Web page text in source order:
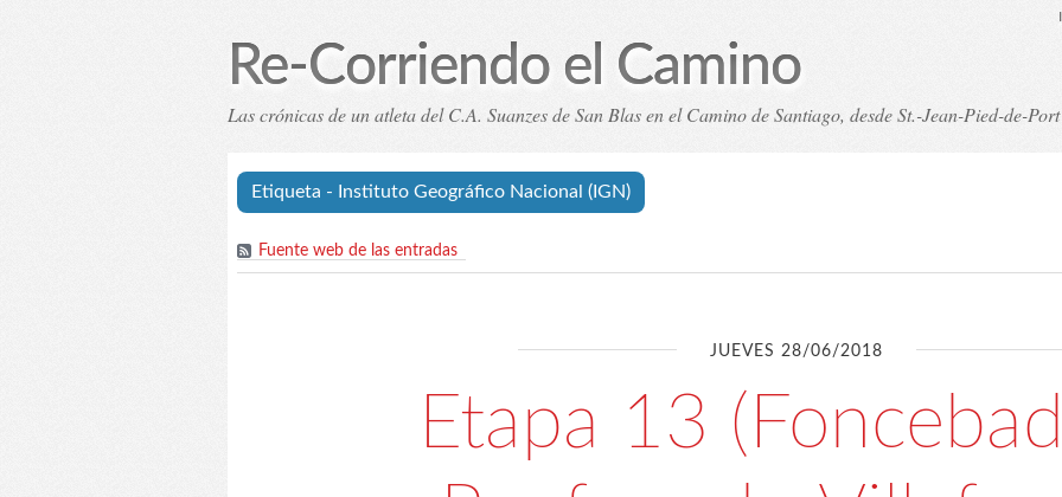
Re-Corriendo el Camino
Las crónicas de un atleta del C.A. Suanzes de San Blas en el Camino de Santiago, desde St.-Jean-Pied-de-
Etiqueta - Instituto Geográfico Nacional (IGN)
Fuente web de las entradas
JUEVES 28/06/2018
Etapa 13